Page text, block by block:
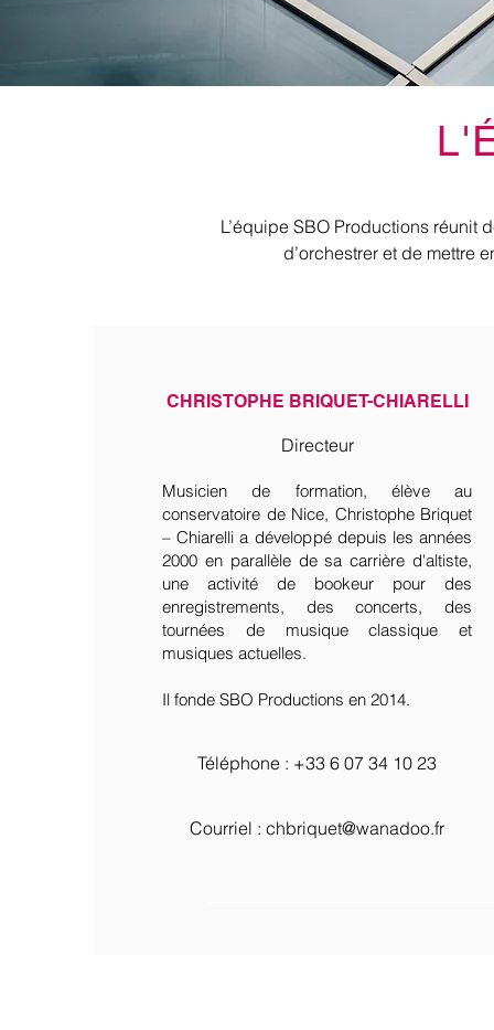
L’équipe SBO Productions réunit
d’orchestrer et de mettre
CHRISTOPHE BRIQUET-CHIARELLI
Directeur
Musicien de formation, élève au
conservatoire de Nice, Christophe Briquet
– Chiarelli a développé depuis les années
2000 en parallèle de sa carrière d'altiste,
une activité de bookeur pour des
enregistrements, des concerts, des
tournées de musique classique et
musiques actuelles.
Il fonde SBO Productions en 2014.
Téléphone : ‭+33 6 07 34 10 23‬
Courriel : chbriquet@wanadoo.fr